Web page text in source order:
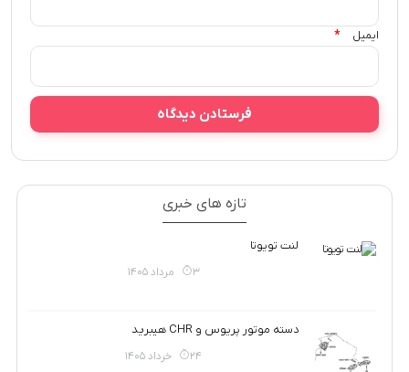
ایمیل *
تازه های خبری
لنت تویوتا
3 مرداد 1405
دسته موتور پریوس و CHR هیبرید
24 خرداد 1405